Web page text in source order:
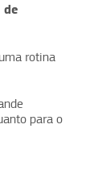
de
rotina
para o